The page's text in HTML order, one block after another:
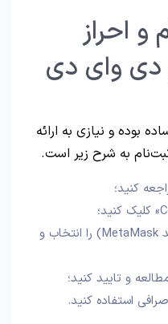
و احراز
دی وای دی
بوده و نیازی به ارائه
به شرح زیر است.
کیف پول سازگار خود (مانند MetaMask) را انتخاب و
و تایید کنید؛
استفاده کنید.